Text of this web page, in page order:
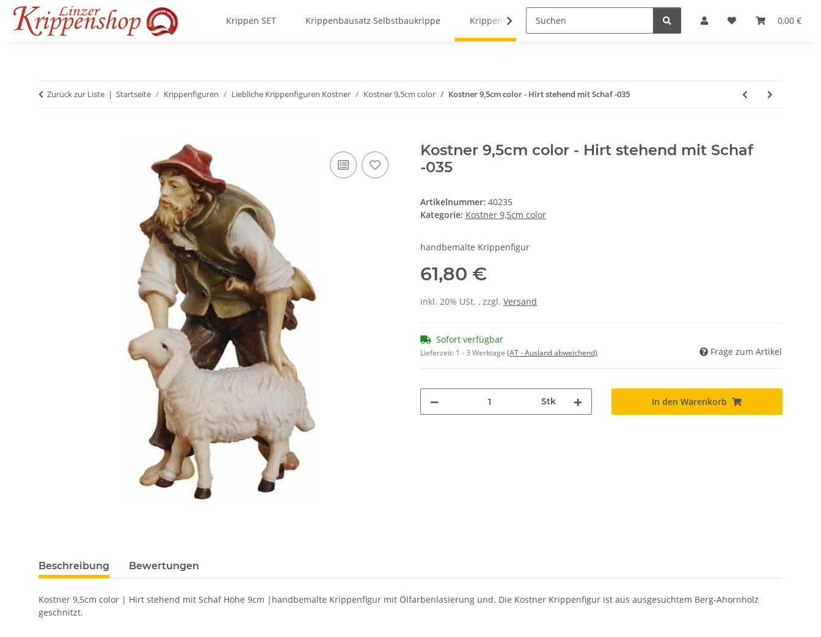
0,00 €
Krippen SET Krippenbausatz Selbstbaukrippe Krippenfiguren Krippenzubehör
Zurück zur Liste Startseite Krippenfiguren Liebliche Krippenfiguren Kostner Kostner 9,5cm color Kostner 9,5cm color - Hirt stehend mit Schaf -035
Kostner 9,5cm color - Hirt stehend mit Schaf
-035
Artikelnummer: 40235
Kategorie: Kostner 9,5cm color
handbemalte Krippenfigur
61,80 €
inkl. 20% USt. , zzgl. Versand
Sofort verfügbar
Lieferzeit: 1 - 3 Werktage (AT - Ausland abweichend) Frage zum Artikel
Stk In den Warenkorb
Beschreibung Bewertungen
Kostner 9,5cm color | Hirt stehend mit Schaf Höhe 9cm |handbemalte Krippenfigur mit Ölfarbenlasierung und. Die Kostner Krippenfigur ist aus ausgesuchtem Berg-Ahornholz
geschnitzt.